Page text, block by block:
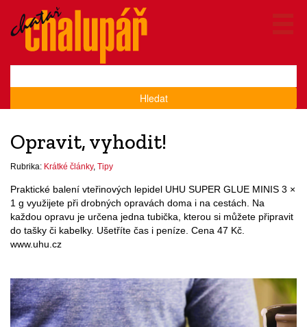
Hledat
Opravit, vyhodit!
Rubrika: Krátké články, Tipy
Praktické balení vteřinových lepidel UHU SUPER GLUE MINIS 3 ×
1 g využijete při drobných opravách doma i na cestách. Na
každou opravu je určena jedna tubička, kterou si můžete připravit
do tašky či kabelky. Ušetříte čas i peníze. Cena 47 Kč.
www.uhu.cz